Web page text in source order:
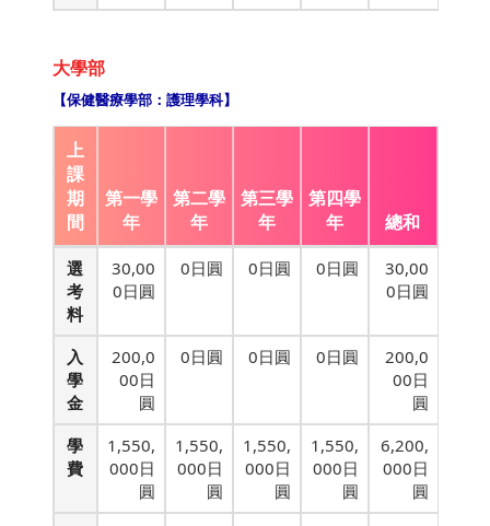
大學部
【保健醫療學部：護理學科】
上
課
期
間
第一學
年
第二學
年
第三學
年
第四學
年
總和
選
考
料
30,00
0日圓
0日圓 0日圓 0日圓
30,00
0日圓
入
學
金
200,0
00日
圓
0日圓 0日圓 0日圓
200,0
00日
圓
學
費
1,550,
000日
圓
1,550,
000日
圓
1,550,
000日
圓
1,550,
000日
圓
6,200,
000日
圓